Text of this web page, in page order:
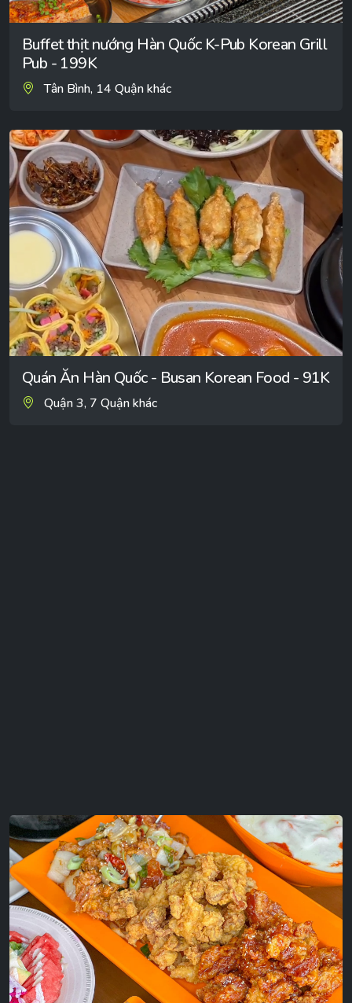
Buffet thịt nướng Hàn Quốc K-Pub Korean Grill
Pub - 199K
Tân Bình, 14 Quận khác
Quán Ăn Hàn Quốc - Busan Korean Food - 91K
Quận 3, 7 Quận khác